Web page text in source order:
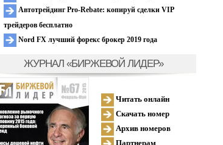
Автотрейдинг Pro-Rebate: копируй сделки VIP
трейдеров бесплатно
Nord FX лучший форекс брокер 2019 года
ЖУРНАЛ «БИРЖЕВОЙ ЛИДЕР»
Читать онлайн
Скачать номер
Архив номеров
Партнерам